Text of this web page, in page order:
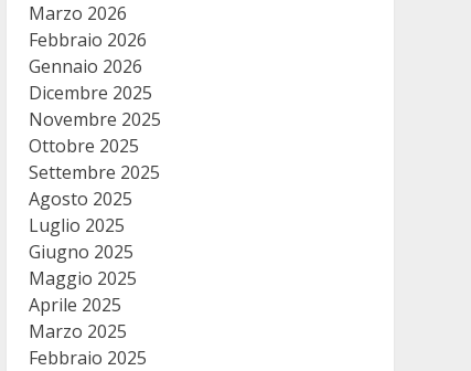
Marzo 2026
Febbraio 2026
Gennaio 2026
Dicembre 2025
Novembre 2025
Ottobre 2025
Settembre 2025
Agosto 2025
Luglio 2025
Giugno 2025
Maggio 2025
Aprile 2025
Marzo 2025
Febbraio 2025